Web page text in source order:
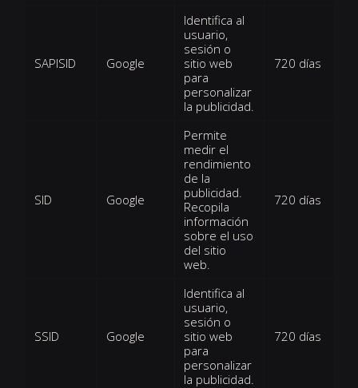
SAPISID Google
Identifica al
usuario,
sesión o
sitio web
para
personalizar
la publicidad.
720 días
SID Google
Permite
medir el
rendimiento
de la
publicidad.
Recopila
información
sobre el uso
del sitio
web.
720 días
SSID Google
Identifica al
usuario,
sesión o
sitio web
para
personalizar
la publicidad.
720 días